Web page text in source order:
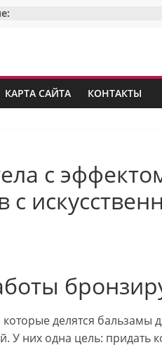
КАРТА САЙТА КОНТАКТЫ
с
делятся бальзамы
У них одна цель: придать